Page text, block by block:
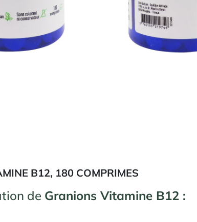
B12, 180 COMPRIMES
de Granions Vitamine B12 :